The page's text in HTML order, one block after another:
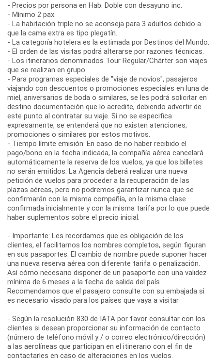
- Precios por persona en Hab. Doble con desayuno inc.
- Mínimo 2 pax.
- La habitación triple no se aconseja para 3 adultos debido a
que la cama extra es tipo plegatín.
- La categoría hotelera es la estimada por Destinos del Mundo.
- El orden de las visitas podrá alterarse por razones técnicas.
- Los itinerarios denominados Tour Regular/Chárter son viajes
que se realizan en grupo.
- Para programas especiales de "viaje de novios", pasajeros
viajando con descuentos o promociones especiales en luna de
miel, aniversarios de boda o similares, se les podrá solicitar en
destino documentación que lo acredite, debiendo advertir de
este punto al contratar su viaje. Si no se especifica
expresamente, se entenderá que no existen atenciones,
promociones o similares por estos motivos.
- Tiempo límite emisión: En caso de no haber recibido el
pago/bono en la fecha indicada, la compañía aérea cancelará
automáticamente la reserva de los vuelos, ya que los billetes
no serán emitidos. La Agencia deberá realizar una nueva
petición de vuelos para proceder a la recuperación de las
plazas aéreas, pero no podremos garantizar nunca que se
confirmarán con la misma compañía, en la misma clase
confirmada inicialmente y con la misma tarifa por lo que puede
haber suplementos sobre el precio inicial.
- Importante: Les recordamos que es obligación de los
clientes, el facilitarnos los nombres completos, según figuran
en sus pasaportes. El cambio de nombre puede suponer hacer
una nueva reserva aérea con diferente tarifa o penalización.
Así cómo necesario disponer de un pasaporte con una validez
mínima de 6 meses a la fecha de salida del país.
Recomendamos que el pasajero consulte con su embajada si
es necesario visado para los países que vaya a visitar
- Según la resolución 830 de IATA por favor consultar con los
clientes si desean proporcionar su información de contacto
(número de teléfono móvil y / o correo electrónico/dirección)
a las aerolíneas que participan en el itinerario con el fin de
contactarles en caso de alteraciones en los vuelos.